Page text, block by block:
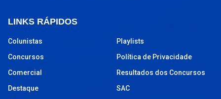
LINKS RÁPIDOS
Colunistas
Concursos
Comercial
Destaque
Playlists
Política de Privacidade
Resultados dos Concursos
SAC